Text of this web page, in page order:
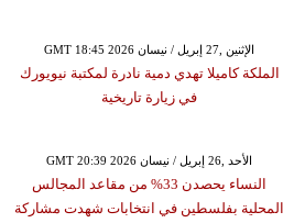
GMT 18:45 2026 الإثنين ,27 إبريل / نيسان
الملكة كاميلا تهدي دمية نادرة لمكتبة نيويورك
في زيارة تاريخية
GMT 20:39 2026 الأحد ,26 إبريل / نيسان
النساء يحصدن 33% من مقاعد المجالس
المحلية بفلسطين في انتخابات شهدت مشاركة